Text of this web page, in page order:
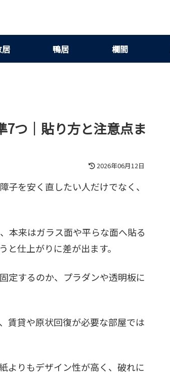
鴨居 欄間
7つ｜貼り方と注意点ま
2026年06月12日
を安く直したい人だけでなく、
本来はガラス面や平らな面へ貼る
仕上がりに差が出ます。
定するのか、プラダンや透明板に
賃貸や原状回復が必要な部屋では
よりもデザイン性が高く、破れに